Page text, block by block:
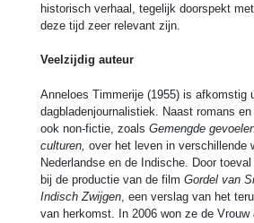
historisch verhaal, tegelijk doorspekt
deze tijd zeer relevant zijn.
Veelzijdig auteur
Anneloes Timmerije (1955) is afkomstig
dagbladenjournalistiek. Naast romans
ook non-fictie, zoals Gemengde
culturen, over het leven in verschillende
Nederlandse en de Indische. Door
bij de productie van de film Gordel van
Indisch Zwijgen, een verslag van het
van herkomst. In 2006 won ze de Vrouw